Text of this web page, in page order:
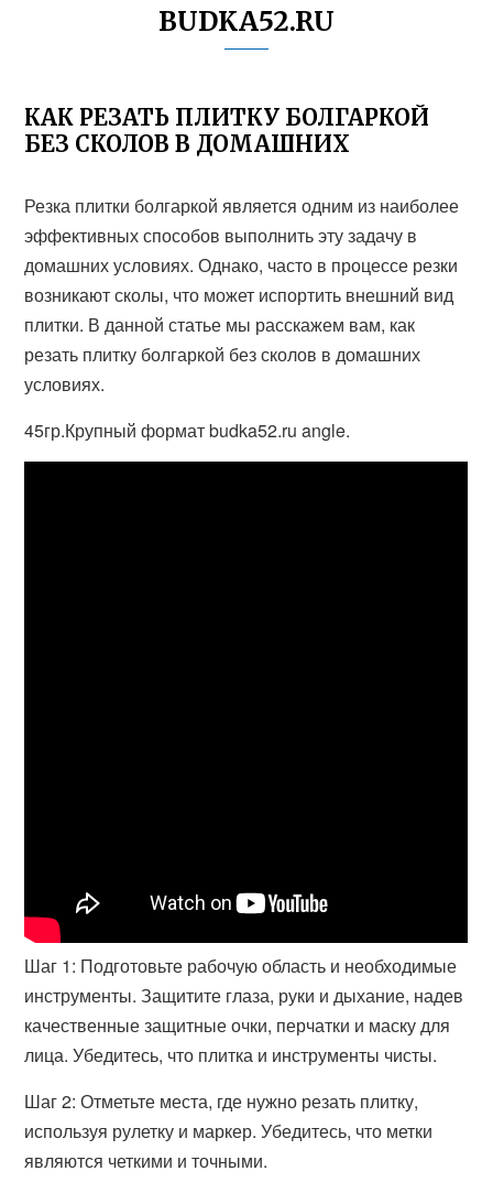
BUDKA52.RU
КАК РЕЗАТЬ ПЛИТКУ БОЛГАРКОЙ
БЕЗ СКОЛОВ В ДОМАШНИХ
Резка плитки болгаркой является одним из наиболее
эффективных способов выполнить эту задачу в
домашних условиях. Однако, часто в процессе резки
возникают сколы, что может испортить внешний вид
плитки. В данной статье мы расскажем вам, как
резать плитку болгаркой без сколов в домашних
условиях.
45гр.Крупный формат budka52.ru angle.
Шаг 1: Подготовьте рабочую область и необходимые
инструменты. Защитите глаза, руки и дыхание, надев
качественные защитные очки, перчатки и маску для
лица. Убедитесь, что плитка и инструменты чисты.
Шаг 2: Отметьте места, где нужно резать плитку,
используя рулетку и маркер. Убедитесь, что метки
являются четкими и точными.